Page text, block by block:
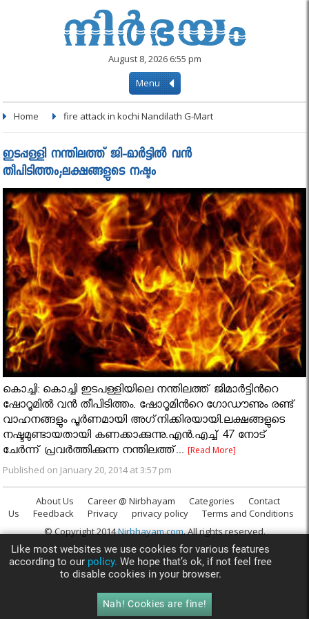
August 8, 2026 6:55 pm
Menu
Home fire attack in kochi Nandilath G-Mart
ഇടപ്പള്ളി നന്തിലത്ത് ജി-മാര്‍ട്ടില്‍ വൻ
തീപിടിത്തം;ലക്ഷങ്ങളുടെ നഷ്ടം
കൊച്ചി: കൊച്ചി ഇടപള്ളിയിലെ നന്തിലത്ത് ജിമാര്‍ട്ടിൻറെ
ഷോറൂമില്‍ വന്‍ തീപിടിത്തം. ഷോറൂമിൻറെ ഗോഡൗണും രണ്ട്
വാഹനങ്ങളും പൂര്‍ണമായി അഗ്‌നിക്കിരയായി.ലക്ഷങ്ങളുടെ
നഷ്ടമുണ്ടായതായി കണക്കാക്കുന്നു.എന്‍.എച്ച് 47 നോട്
ചേര്‍ന്ന് പ്രവര്‍ത്തിക്കുന്ന നന്തിലത്ത്...[Read More]
Published on January 20, 2014 at 3:57 pm
About Us Career @ Nirbhayam Categories
Contact
Us
Feedback Privacy privacy policy
Terms and Conditions
© Copyright 2014Nirbhayam.com. All rights reserved.
Like most websites we use cookies for various features
according to our policy. We hope that’s ok, if not feel free
to disable cookies in your browser.
Nah! Cookies are fine!